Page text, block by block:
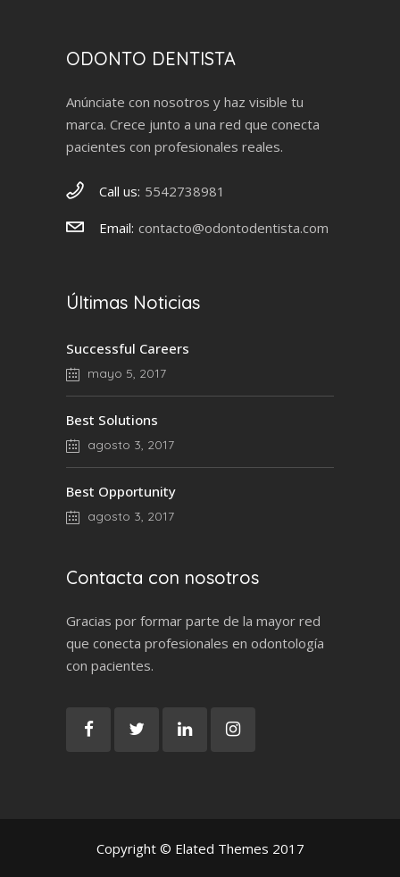
ODONTO DENTISTA
Anúnciate con nosotros y haz visible tu
marca. Crece junto a una red que conecta
pacientes con profesionales reales.
Call us: 5542738981
Email: contacto@odontodentista.com
Últimas Noticias
Successful Careers
mayo 5, 2017
Best Solutions
agosto 3, 2017
Best Opportunity
agosto 3, 2017
Contacta con nosotros
Gracias por formar parte de la mayor red
que conecta profesionales en odontología
con pacientes.
Copyright © Elated Themes 2017